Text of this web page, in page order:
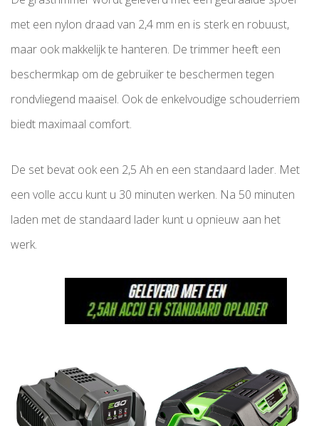
met een nylon draad van 2,4 mm en is sterk en robuust,
maar ook makkelijk te hanteren. De trimmer heeft een
beschermkap om de gebruiker te beschermen tegen
rondvliegend maaisel. Ook de enkelvoudige schouderriem
biedt maximaal comfort.
De set bevat ook een 2,5 Ah en een standaard lader. Met
een volle accu kunt u 30 minuten werken. Na 50 minuten
laden met de standaard lader kunt u opnieuw aan het
werk.